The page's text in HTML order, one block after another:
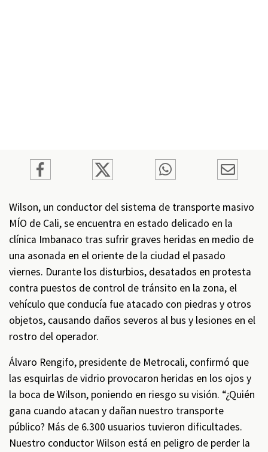
Wilson, un conductor del sistema de transporte masivo
MÍO de Cali, se encuentra en estado delicado en la
clínica Imbanaco tras sufrir graves heridas en medio de
una asonada en el oriente de la ciudad el pasado
viernes. Durante los disturbios, desatados en protesta
contra puestos de control de tránsito en la zona, el
vehículo que conducía fue atacado con piedras y otros
objetos, causando daños severos al bus y lesiones en el
rostro del operador.
Álvaro Rengifo, presidente de Metrocali, confirmó que
las esquirlas de vidrio provocaron heridas en los ojos y
la boca de Wilson, poniendo en riesgo su visión. “¿Quién
gana cuando atacan y dañan nuestro transporte
público? Más de 6.300 usuarios tuvieron dificultades.
Nuestro conductor Wilson está en peligro de perder la